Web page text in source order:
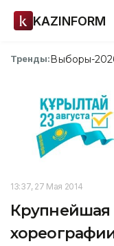
KAZINFORM
Тренды:Выборы-
13:37, 27 Мая 2014
Крупнейшая